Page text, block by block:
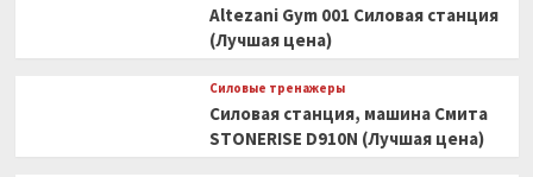
Altezani Gym 001 Силовая станция
(Лучшая цена)
Силовые тренажеры
Силовая станция, машина Смита
STONERISE D910N (Лучшая цена)